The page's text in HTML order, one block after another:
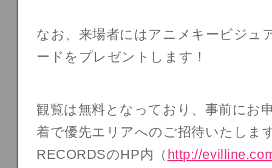
なお、来場者にはアニメキービジュ
ードをプレゼントします！
観覧は無料となっており、事前にお
着で優先エリアへのご招待いたしま
RECORDSのHP内（ http://